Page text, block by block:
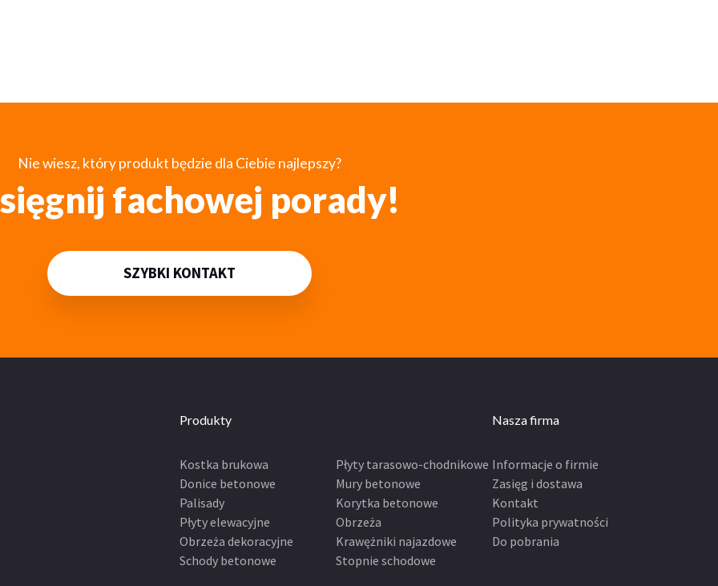
Nie wiesz, który produkt będzie dla Ciebie najlepszy?
fachowej porady!
SZYBKI KONTAKT
Produkty
Kostka brukowa
Donice betonowe
Palisady
Płyty elewacyjne
Obrzeża dekoracyjne
Schody betonowe
Płyty tarasowo-chodnikowe
Mury betonowe
Korytka betonowe
Obrzeża
Krawężniki najazdowe
Stopnie schodowe
Nasza firma
Informacje o firmie
Zasięg i dostawa
Kontakt
Polityka prywatności
Do pobrania